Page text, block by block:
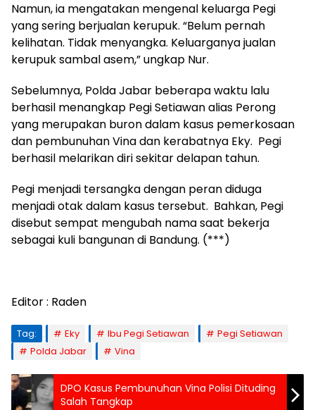
Namun, ia mengatakan mengenal keluarga Pegi
yang sering berjualan kerupuk. “Belum pernah
kelihatan. Tidak menyangka. Keluarganya jualan
kerupuk sambal asem,” ungkap Nur.
Sebelumnya, Polda Jabar beberapa waktu lalu
berhasil menangkap Pegi Setiawan alias Perong
yang merupakan buron dalam kasus pemerkosaan
dan pembunuhan Vina dan kerabatnya Eky. Pegi
berhasil melarikan diri sekitar delapan tahun.
Pegi menjadi tersangka dengan peran diduga
menjadi otak dalam kasus tersebut. Bahkan, Pegi
disebut sempat mengubah nama saat bekerja
sebagai kuli bangunan di Bandung. (***)
Editor : Raden
Tag: Eky Ibu Pegi Setiawan
Pegi Setiawan
Polda Jabar
Vina
DPO Kasus Pembunuhan Vina Polisi Dituding
Salah Tangkap